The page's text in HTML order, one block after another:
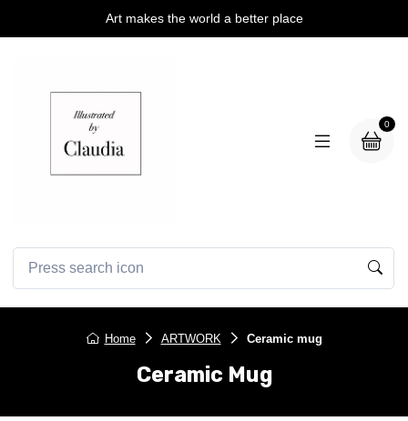
Art makes the world a better place
0
Home ARTWORK Ceramic mug
Ceramic Mug